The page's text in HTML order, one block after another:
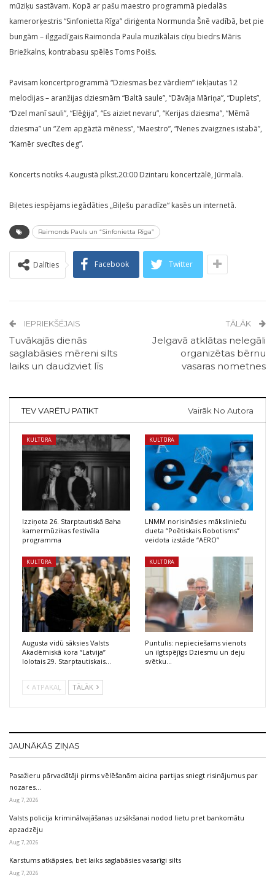
mūziķu sastāvam. Kopā ar pašu maestro programmā piedalās
kamerorķestris “Sinfonietta Rīga” diriģenta Normunda Šnē vadībā, bet pie
bungām – ilggadīgais Raimonda Paula muzikālais cīņu biedrs Māris
Briežkalns, kontrabasu spēlēs Toms Poišs.
Pavisam koncertprogrammā “Dziesmas bez vārdiem” iekļautas 12
melodijas – aranžijas dziesmām “Baltā saule”, “Dāvāja Māriņa”, “Duplets”,
“Dzel manī sauli”, “Elēģija”, “Es aiziet nevaru”, “Kerijas dziesma”, “Mēmā
dziesma” un “Zem apgāztā mēness”, “Maestro”, “Nenes zvaigznes istabā”,
“Kamēr svecītes deg”.
Koncerts notiks 4.augustā plkst.20:00 Dzintaru koncertzālē, Jūrmalā.
Biļetes iespējams iegādāties „Biļešu paradīze“ kasēs un internetā.
Raimonds Pauls un “Sinfonietta Rīga”
Dalīties Facebook Twitter
IEPRIEKŠĒJAIS
Tuvākajās dienās
saglabāsies mēreni silts
laiks un daudzviet līs
TĀLĀK
Jelgavā atklātas nelegāli
organizētas bērnu
vasaras nometnes
TEV VARĒTU PATIKT Vairāk No Autora
KULTŪRA
Izziņota 26. Starptautiskā Baha
kamermūzikas festivāla
programma
KULTŪRA
LNMM norisināsies mākslinieču
dueta “Poētiskais Robotisms”
veidota izstāde “AERO”
KULTŪRA
Augusta vidū sāksies Valsts
Akadēmiskā kora “Latvija”
lolotais 29. Starptautiskais…
KULTŪRA
Puntulis: nepieciešams vienots
un ilgtspējīgs Dziesmu un deju
svētku…
ATPAKAĻ TĀLĀK
JAUNĀKĀS ZIŅAS
Pasažieru pārvadātāji pirms vēlēšanām aicina partijas sniegt risinājumus par
nozares…
Aug 7, 2026
Valsts policija kriminālvajāšanas uzsākšanai nodod lietu pret bankomātu
apzadzēju
Aug 7, 2026
Karstums atkāpsies, bet laiks saglabāsies vasarīgi silts
Aug 7, 2026